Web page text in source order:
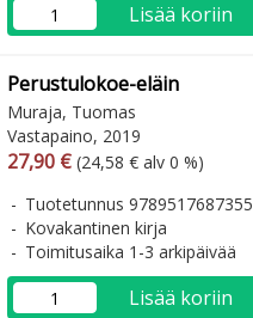
Lisää koriin
Perustulokoe-eläin
Muraja, Tuomas
Vastapaino, 2019
Arvonlisäverollinen hinta
27,90 € Arvonlisäveroton hinta
(24,58 € alv 0 %)
Tuotetunnus 9789517687355
Kovakantinen kirja
Toimitusaika 1-3 arkipäivää
Lisää koriin